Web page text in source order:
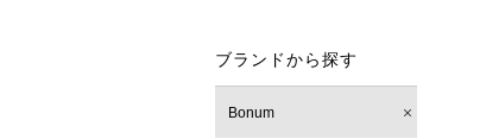
ブランドから探す
Bonum